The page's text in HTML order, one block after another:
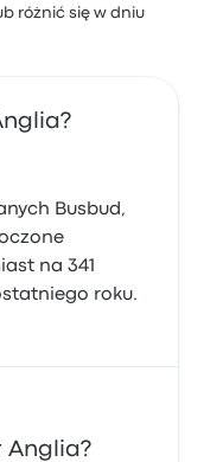
różnić się w dniu
Busbud,
na 341
roku.
Anglia?